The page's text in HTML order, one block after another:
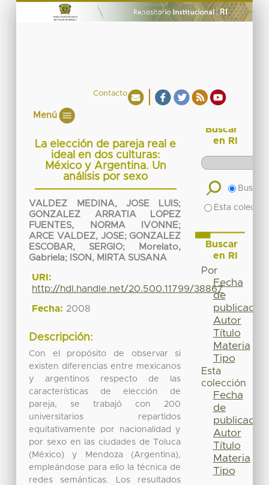
Contacto
Menú
La elección de pareja real e
ideal en dos culturas:
México y Argentina. Un
análisis por sexo
VALDEZ MEDINA, JOSE LUIS;
GONZALEZ ARRATIA LOPEZ
FUENTES, NORMA IVONNE;
ARCE VALDEZ, JOSE; GONZALEZ
ESCOBAR, SERGIO;
Morelato,
Gabriela; ISON, MIRTA SUSANA
URI:
http://hdl.handle.net/20.500.11799/38867
Fecha: 2008
Descripción:
Con el propósito de observar si
existen diferencias entre mexicanos
y argentinos respecto de las
características de elección de
pareja, se trabajó con 200
universitarios repartidos
equitativamente por nacionalidad y
por sexo en las ciudades de Toluca
(México) y Mendoza (Argentina),
empleándose para ello la técnica de
redes semánticas. Los resultados
Buscar
en RI
Buscar
Esta
Buscar
en RI
Por
Fecha
de
publicación
Autor
Título
Materia
Tipo
Esta
colección
Fecha
de
publicación
Autor
Título
Materia
Tipo